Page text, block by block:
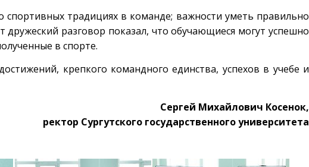
спортивных традициях в команде; важности уметь правильно
дружеский разговор показал, что обучающиеся могут успешно
в спорте.
крепкого командного единства, успехов в учебе и
Сергей Михайлович Косенок,
ректор Сургутского государственного университета